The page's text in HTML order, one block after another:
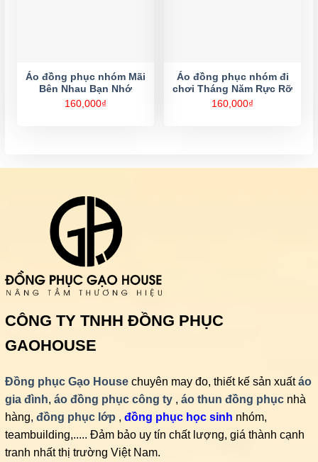
Áo đồng phục nhóm Mãi
Bên Nhau Bạn Nhớ
160,000₫
Áo đồng phục nhóm đi
chơi Tháng Năm Rực Rỡ
160,000₫
CÔNG TY TNHH ĐỒNG PHỤC
GAOHOUSE
Đồng phục Gạo Housechuyên may đo, thiết kế sản xuấtáo
gia đình, áo đồng phục công ty, áo thun đồng phụcnhà
hàng, đồng phục lớp , đồng phục học sinh nhóm,
teambuilding,..... Đảm bảo uy tín chất lượng, giá thành cạnh
tranh nhất thị trường Việt Nam.